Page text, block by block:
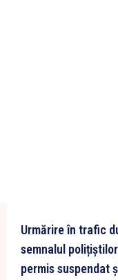
Urmărire în trafic
semnalul
permis suspendat